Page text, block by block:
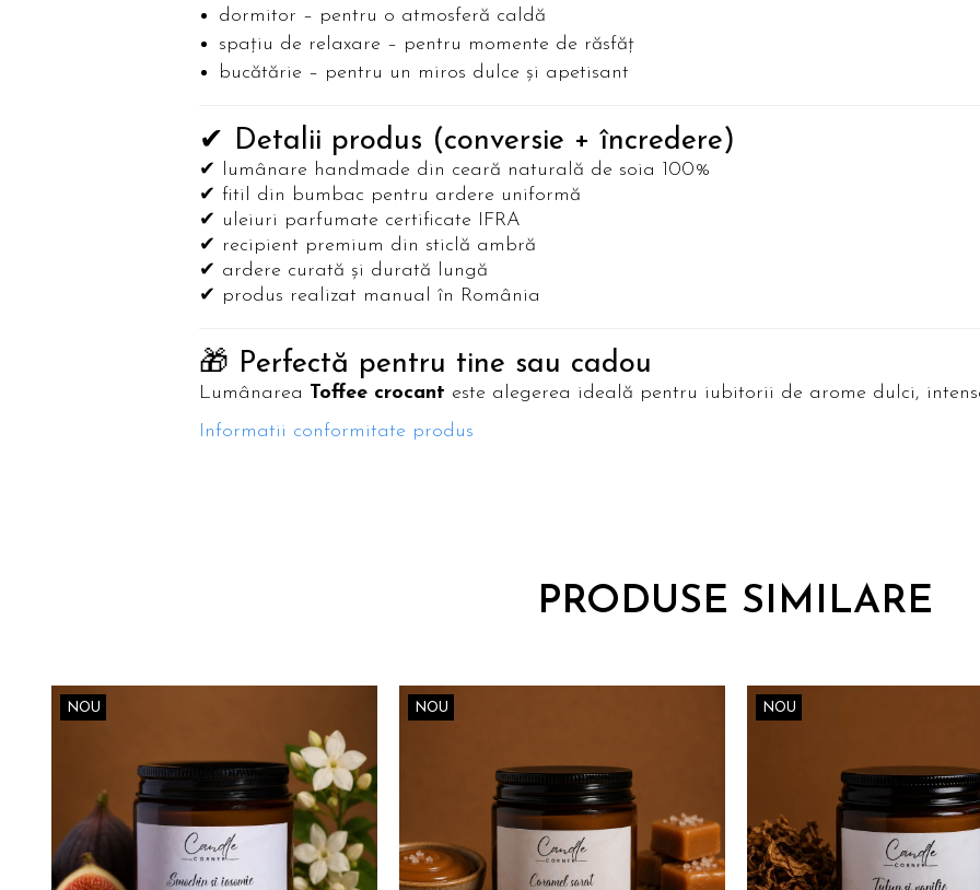
dormitor – pentru o atmosferă caldă
spațiu de relaxare – pentru momente de răsfăț
bucătărie – pentru un miros dulce și apetisant
✔ Detalii produs (conversie + încredere)
✔ lumânare handmade din ceară naturală de soia 100%
✔ fitil din bumbac pentru ardere uniformă
✔ uleiuri parfumate certificate IFRA
✔ recipient premium din sticlă ambră
✔ ardere curată și durată lungă
✔ produs realizat manual în România
🎁 Perfectă pentru tine sau cadou
Lumânarea Toffee crocant este alegerea ideală pentru iubitorii de arome dulci,
Informatii conformitate produs
PRODUSE SIMILARE
NOU NOU NOU